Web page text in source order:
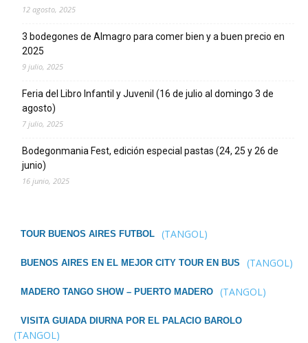
12 agosto, 2025
3 bodegones de Almagro para comer bien y a buen precio en
2025
9 julio, 2025
Feria del Libro Infantil y Juvenil (16 de julio al domingo 3 de
agosto)
7 julio, 2025
Bodegonmania Fest, edición especial pastas (24, 25 y 26 de
junio)
16 junio, 2025
TOUR BUENOS AIRES FUTBOL (TANGOL)
BUENOS AIRES EN EL MEJOR CITY TOUR EN BUS (TANGOL)
MADERO TANGO SHOW – PUERTO MADERO (TANGOL)
VISITA GUIADA DIURNA POR EL PALACIO BAROLO
(TANGOL)